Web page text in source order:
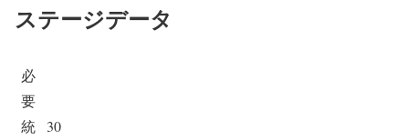
ステージデータ
必
要
統
30